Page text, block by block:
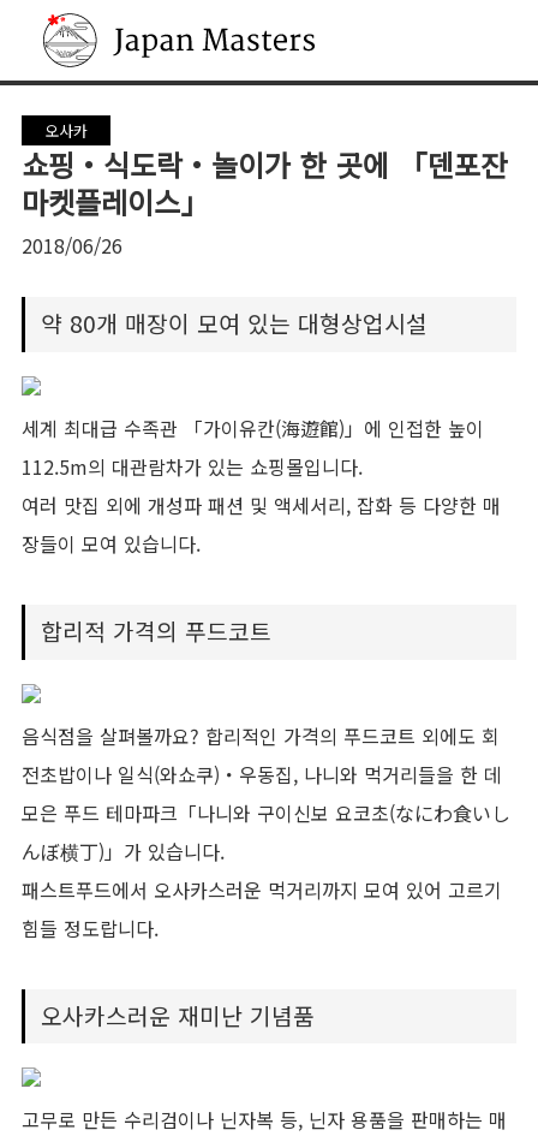
Japan Masters
오사카
쇼핑・식도락・놀이가 한 곳에 「덴포잔
마켓플레이스」
2018/06/26
약 80개 매장이 모여 있는 대형상업시설
세계 최대급 수족관 「가이유칸(海遊館)」에 인접한 높이
112.5m의 대관람차가 있는 쇼핑몰입니다.
여러 맛집 외에 개성파 패션 및 액세서리, 잡화 등 다양한 매
장들이 모여 있습니다.
합리적 가격의 푸드코트
음식점을 살펴볼까요? 합리적인 가격의 푸드코트 외에도 회
전초밥이나 일식(와쇼쿠)・우동집, 나니와 먹거리들을 한 데
모은 푸드 테마파크「나니와 구이신보 요코초(なにわ食いし
んぼ横丁)」가 있습니다.
패스트푸드에서 오사카스러운 먹거리까지 모여 있어 고르기
힘들 정도랍니다.
오사카스러운 재미난 기념품
고무로 만든 수리검이나 닌자복 등, 닌자 용품을 판매하는 매